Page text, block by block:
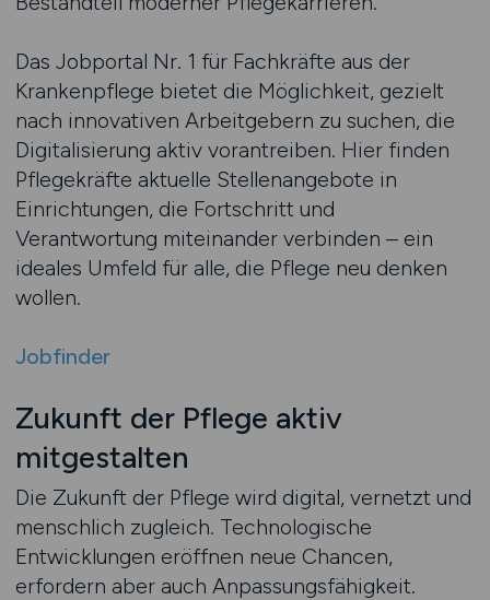
Das Jobportal Nr. 1 für Fachkräfte aus der
Krankenpflege bietet die Möglichkeit, gezielt
nach innovativen Arbeitgebern zu suchen, die
Digitalisierung aktiv vorantreiben. Hier finden
Pflegekräfte aktuelle Stellenangebote in
Einrichtungen, die Fortschritt und
Verantwortung miteinander verbinden – ein
ideales Umfeld für alle, die Pflege neu denken
wollen.
Jobfinder
Zukunft der Pflege aktiv
mitgestalten
Die Zukunft der Pflege wird digital, vernetzt und
menschlich zugleich. Technologische
Entwicklungen eröffnen neue Chancen,
erfordern aber auch Anpassungsfähigkeit.